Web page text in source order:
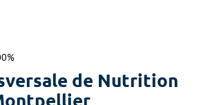
de Nutrition